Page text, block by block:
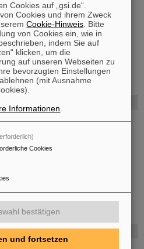
FAIR.
of Tokyo
Wroclaw (EMMI Associated
(EMMI Associated Partner)
Cookies auf „gsi.de“.
Cookies und ihrem Zweck
Cookie-Hinweis . Bitte
von Cookies ein, wie in
indem Sie auf
klicken, um die
auf unseren Webseiten zu
bevorzugten Einstellungen
(mit Ausnahme
Informationen
Cookies
bestätigen
und fortsetzen